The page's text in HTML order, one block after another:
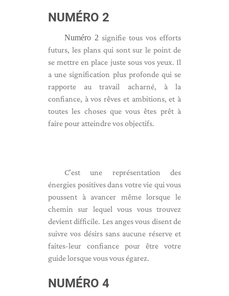
NUMÉRO 2
Numéro 2 signifie tous vos efforts
futurs, les plans qui sont sur le point de
se mettre en place juste sous vos yeux. Il
a une signification plus profonde qui se
rapporte au travail acharné, à la
confiance, à vos rêves et ambitions, et à
toutes les choses que vous êtes prêt à
faire pour atteindre vos objectifs.
C'est une représentation des
énergies positives dans votre vie qui vous
poussent à avancer même lorsque le
chemin sur lequel vous vous trouvez
devient difficile. Les anges vous disent de
suivre vos désirs sans aucune réserve et
faites-leur confiance pour être votre
guide lorsque vous vous égarez.
NUMÉRO 4